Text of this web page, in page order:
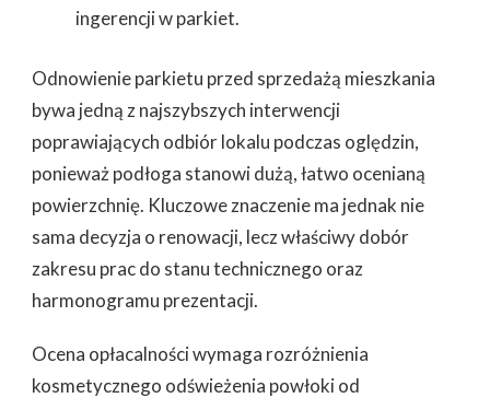
ingerencji w parkiet.
Odnowienie parkietu przed sprzedażą mieszkania
bywa jedną z najszybszych interwencji
poprawiających odbiór lokalu podczas oględzin,
ponieważ podłoga stanowi dużą, łatwo ocenianą
powierzchnię. Kluczowe znaczenie ma jednak nie
sama decyzja o renowacji, lecz właściwy dobór
zakresu prac do stanu technicznego oraz
harmonogramu prezentacji.
Ocena opłacalności wymaga rozróżnienia
kosmetycznego odświeżenia powłoki od